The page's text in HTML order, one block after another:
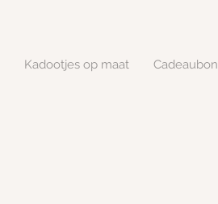
Kadootjes op maat Cadeaubon